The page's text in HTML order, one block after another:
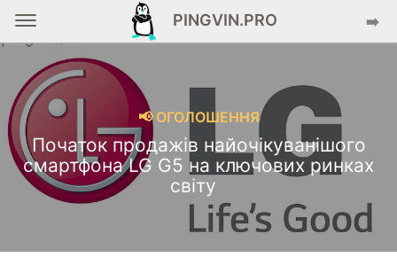
PINGVIN.PRO ➡️
📢 ОГОЛОШЕННЯ
Початок продажів найочікуванішого
смартфона LG G5 на ключових ринках
світу